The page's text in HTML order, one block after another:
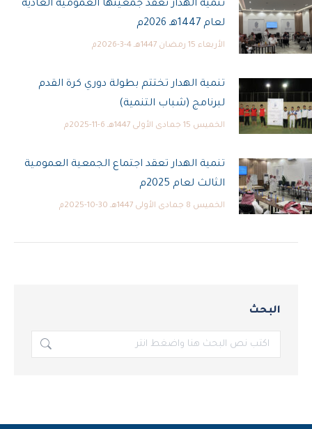
تنمية الهدار تعقد جمعيتها العمومية العادية
لعام 1447هـ 2026م
الأربعاء 15 رمضان 1447هـ 4-3-2026م
تنمية الهدار تختتم بطولة دوري كرة القدم
لبرنامج (شباب التنمية)
الخميس 15 جمادى الأولى 1447هـ 6-11-2025م
تنمية الهدار تعقد اجتماع الجمعية العمومية
الثالث لعام 2025م
الخميس 8 جمادى الأولى 1447هـ 30-10-2025م
البحث
بحث: